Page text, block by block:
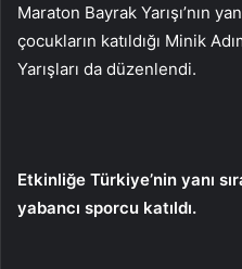
Maraton Bayrak Yarışı’nın
çocukların katıldığı Minik
Yarışları da düzenlendi.
Etkinliğe Türkiye’nin yanı
yabancı sporcu katıldı.